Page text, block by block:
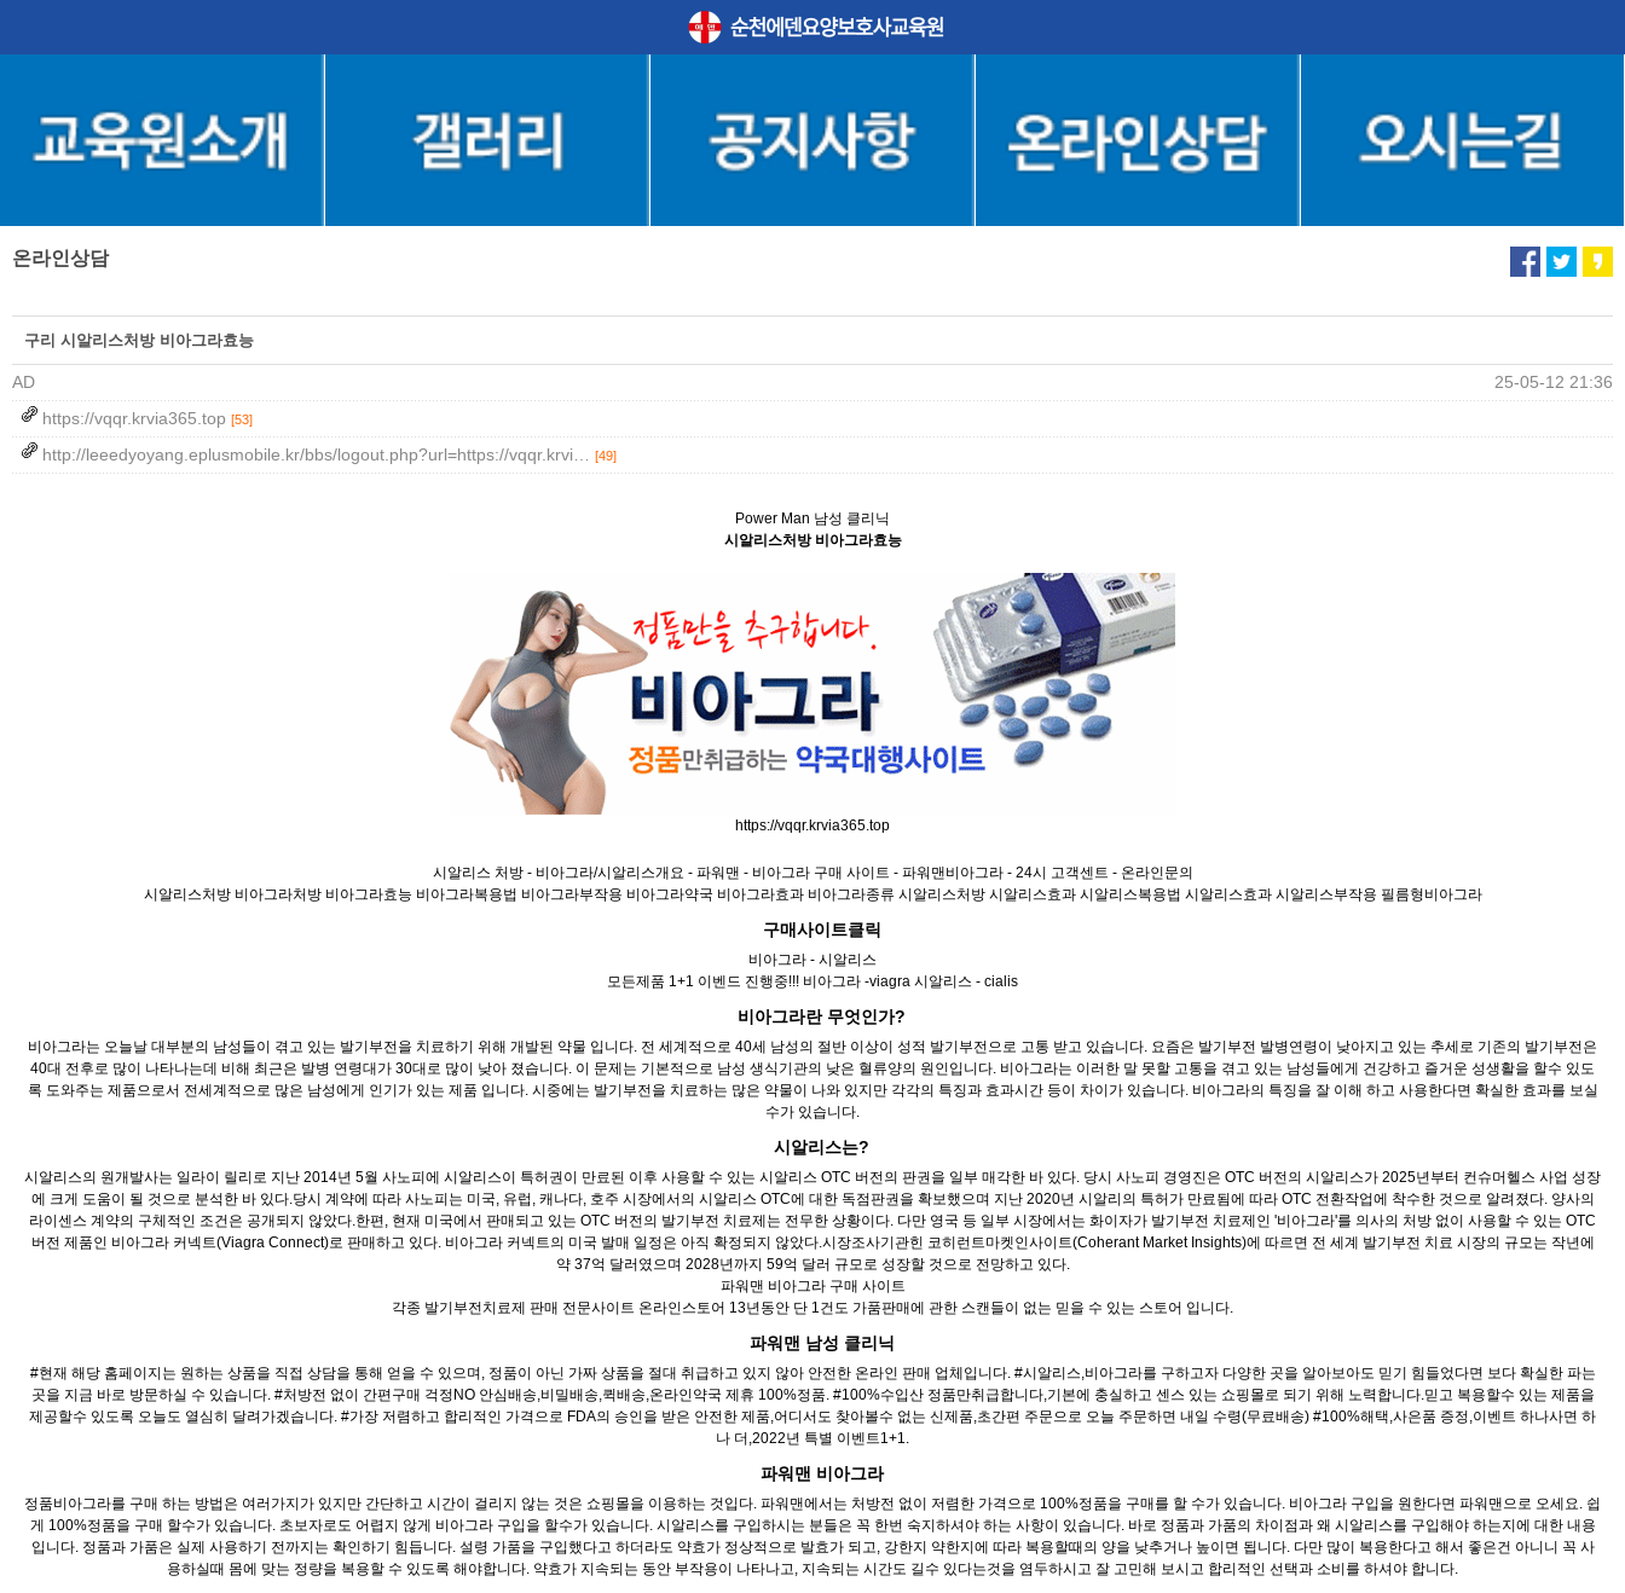
온라인상담
구리 시알리스처방 비아그라효능
AD
25-05-12 21:36
https://vqqr.krvia365.top [53]
http://leeedyoyang.eplusmobile.kr/bbs/logout.php?url=https://vqqr.krvi… [49]
Power Man 남성 클리닉
시알리스처방 비아그라효능
https://vqqr.krvia365.top
시알리스 처방 - 비아그라/시알리스개요 - 파워맨 - 비아그라 구매 사이트 - 파워맨비아그라 - 24시 고객센트 - 온라인문의
시알리스처방 비아그라처방 비아그라효능 비아그라복용법 비아그라부작용 비아그라약국 비아그라효과 비아그라종류 시알리스처방 시알리스효과 시알리스복용법 시알리스효과 시알리스부작용 필름형비아그라
구매사이트클릭
비아그라 - 시알리스
모든제품 1+1 이벤드 진행중!!! 비아그라 -viagra 시알리스 - cialis
비아그라란 무엇인가?
비아그라는 오늘날 대부분의 남성들이 겪고 있는 발기부전을 치료하기 위해 개발된 약물 입니다. 전 세계적으로 40세 남성의 절반 이상이 성적 발기부전으로 고통 받고 있습니다. 요즘은 발기부전 발병연령이 낮아지고 있는 추세로 기존의 발기부전은
40대 전후로 많이 나타나는데 비해 최근은 발병 연령대가 30대로 많이 낮아 졌습니다. 이 문제는 기본적으로 남성 생식기관의 낮은 혈류양의 원인입니다. 비아그라는 이러한 말 못할 고통을 겪고 있는 남성들에게 건강하고 즐거운 성생활을 할수 있도
록 도와주는 제품으로서 전세계적으로 많은 남성에게 인기가 있는 제품 입니다. 시중에는 발기부전을 치료하는 많은 약물이 나와 있지만 각각의 특징과 효과시간 등이 차이가 있습니다. 비아그라의 특징을 잘 이해 하고 사용한다면 확실한 효과를 보실
수가 있습니다.
시알리스는?
시알리스의 원개발사는 일라이 릴리로 지난 2014년 5월 사노피에 시알리스이 특허권이 만료된 이후 사용할 수 있는 시알리스 OTC 버전의 판권을 일부 매각한 바 있다. 당시 사노피 경영진은 OTC 버전의 시알리스가 2025년부터 컨슈머헬스 사업 성장
에 크게 도움이 될 것으로 분석한 바 있다.당시 계약에 따라 사노피는 미국, 유럽, 캐나다, 호주 시장에서의 시알리스 OTC에 대한 독점판권을 확보했으며 지난 2020년 시알리의 특허가 만료됨에 따라 OTC 전환작업에 착수한 것으로 알려졌다. 양사의
라이센스 계약의 구체적인 조건은 공개되지 않았다.한편, 현재 미국에서 판매되고 있는 OTC 버전의 발기부전 치료제는 전무한 상황이다. 다만 영국 등 일부 시장에서는 화이자가 발기부전 치료제인 '비아그라'를 의사의 처방 없이 사용할 수 있는 OTC
버전 제품인 비아그라 커넥트(Viagra Connect)로 판매하고 있다. 비아그라 커넥트의 미국 발매 일정은 아직 확정되지 않았다.시장조사기관힌 코히런트마켓인사이트(Coherant Market Insights)에 따르면 전 세계 발기부전 치료 시장의 규모는 작년에
약 37억 달러였으며 2028년까지 59억 달러 규모로 성장할 것으로 전망하고 있다.
파워맨 비아그라 구매 사이트
각종 발기부전치료제 판매 전문사이트 온라인스토어 13년동안 단 1건도 가품판매에 관한 스캔들이 없는 믿을 수 있는 스토어 입니다.
파워맨 남성 클리닉
#현재 해당 홈페이지는 원하는 상품을 직접 상담을 통해 얻을 수 있으며, 정품이 아닌 가짜 상품을 절대 취급하고 있지 않아 안전한 온라인 판매 업체입니다. #시알리스,비아그라를 구하고자 다양한 곳을 알아보아도 믿기 힘들었다면 보다 확실한 파는
곳을 지금 바로 방문하실 수 있습니다. #처방전 없이 간편구매 걱정NO 안심배송,비밀배송,퀵배송,온라인약국 제휴 100%정품. #100%수입산 정품만취급합니다,기본에 충실하고 센스 있는 쇼핑몰로 되기 위해 노력합니다.믿고 복용할수 있는 제품을
제공할수 있도록 오늘도 열심히 달려가겠습니다. #가장 저렴하고 합리적인 가격으로 FDA의 승인을 받은 안전한 제품,어디서도 찾아볼수 없는 신제품,초간편 주문으로 오늘 주문하면 내일 수령(무료배송) #100%해택,사은품 증정,이벤트 하나사면 하
나 더,2022년 특별 이벤트1+1.
파워맨 비아그라
정품비아그라를 구매 하는 방법은 여러가지가 있지만 간단하고 시간이 걸리지 않는 것은 쇼핑몰을 이용하는 것입다. 파워맨에서는 처방전 없이 저렴한 가격으로 100%정품을 구매를 할 수가 있습니다. 비아그라 구입을 원한다면 파워맨으로 오세요. 쉽
게 100%정품을 구매 할수가 있습니다. 초보자로도 어렵지 않게 비아그라 구입을 할수가 있습니다. 시알리스를 구입하시는 분들은 꼭 한번 숙지하셔야 하는 사항이 있습니다. 바로 정품과 가품의 차이점과 왜 시알리스를 구입해야 하는지에 대한 내용
입니다. 정품과 가품은 실제 사용하기 전까지는 확인하기 힘듭니다. 설령 가품을 구입했다고 하더라도 약효가 정상적으로 발효가 되고, 강한지 약한지에 따라 복용할때의 양을 낮추거나 높이면 됩니다. 다만 많이 복용한다고 해서 좋은건 아니니 꼭 사
용하실때 몸에 맞는 정량을 복용할 수 있도록 해야합니다. 약효가 지속되는 동안 부작용이 나타나고, 지속되는 시간도 길수 있다는것을 염두하시고 잘 고민해 보시고 합리적인 선택과 소비를 하셔야 합니다.